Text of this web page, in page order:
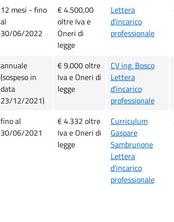
12 mesi - fino
al
30/06/2022
€ 4.500,00
oltre Iva e
Oneri di
legge
Lettera
d'incarico
professionale
annuale
(sospeso in
data
23/12/2021)
€ 9.000 oltre
Iva e Oneri di
legge
CV ing. Bosco
Lettera
d'incarico
professionale
fino al
30/06/2021
€ 4.332 oltre
Iva e Oneri di
legge
Curriculum
Gaspare
Sambrunone
Lettera
d'incarico
professionale